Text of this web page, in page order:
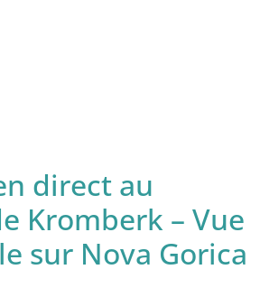
direct au
Kromberk – Vue
sur Nova Gorica